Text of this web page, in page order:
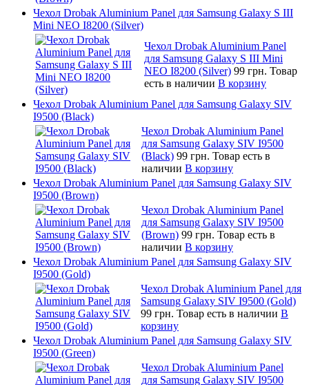
Чехол Drobak Aluminium Panel для Samsung Galaxy S III
Mini NEO I8200 (Silver)
Чехол Drobak Aluminium Panel
для Samsung Galaxy S III Mini
NEO I8200 (Silver) 99 грн. Товар
есть в наличии В корзину
Чехол Drobak Aluminium Panel для Samsung Galaxy SIV
I9500 (Black)
Чехол Drobak Aluminium Panel
для Samsung Galaxy SIV I9500
(Black) 99 грн. Товар есть в
наличии В корзину
Чехол Drobak Aluminium Panel для Samsung Galaxy SIV
I9500 (Brown)
Чехол Drobak Aluminium Panel
для Samsung Galaxy SIV I9500
(Brown) 99 грн. Товар есть в
наличии В корзину
Чехол Drobak Aluminium Panel для Samsung Galaxy SIV
I9500 (Gold)
Чехол Drobak Aluminium Panel для
Samsung Galaxy SIV I9500 (Gold)
99 грн. Товар есть в наличии В
корзину
Чехол Drobak Aluminium Panel для Samsung Galaxy SIV
I9500 (Green)
Чехол Drobak Aluminium Panel
для Samsung Galaxy SIV I9500